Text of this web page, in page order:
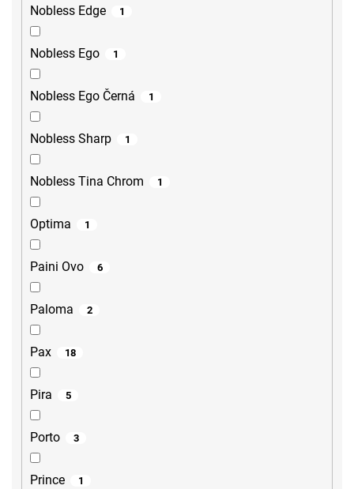
Nobless Edge 1
Nobless Ego 1
Nobless Ego Černá 1
Nobless Sharp 1
Nobless Tina Chrom 1
Optima 1
Paini Ovo 6
Paloma 2
Pax 18
Pira 5
Porto 3
Prince 1